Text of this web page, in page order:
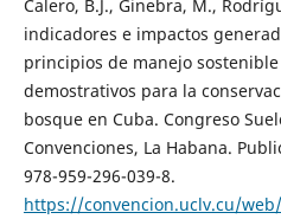
Calero, B.J., Ginebra, M.,
indicadores e impactos
principios de manejo
demostrativos para la
bosque en Cuba. Congreso
Convenciones, La Habana.
978-959-296-039-8.
https://convencion.uclv.cu/